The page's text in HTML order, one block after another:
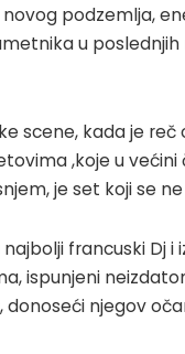
podzemlja,
u
scene, kada je
,koje u većini
je set koji se
francuski Dj i
ispunjeni
njegov